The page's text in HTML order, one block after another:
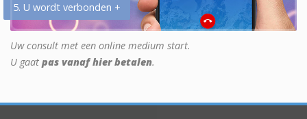
5. U wordt verbonden +
Uw consult met een online medium start.
U gaat pas vanaf hier betalen.